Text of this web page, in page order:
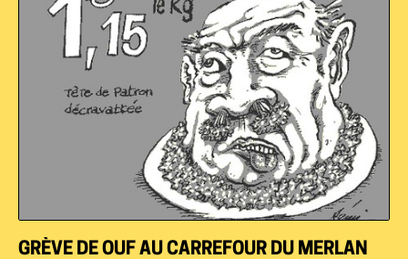
GRÈVE DE OUF AU CARREFOUR DU MERLAN